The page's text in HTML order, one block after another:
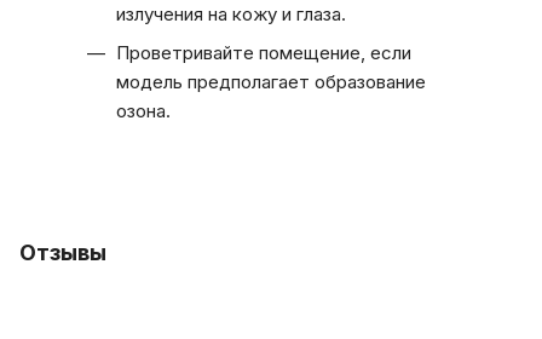
излучения на кожу и глаза.
Проветривайте помещение, если
модель предполагает образование
озона.
Отзывы